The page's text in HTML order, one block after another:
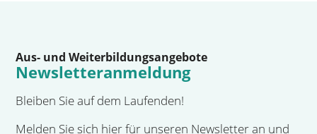
Aus- und Weiterbildungsangebote
Newsletteranmeldung
Bleiben Sie auf dem Laufenden!
Melden Sie sich hier für unseren Newsletter an und